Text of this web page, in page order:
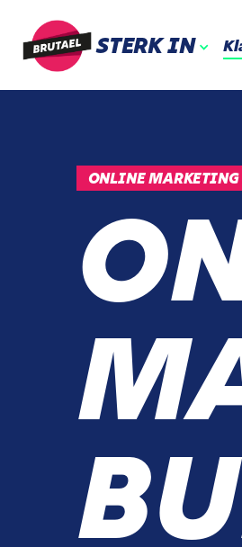
STERK IN
ONLINE MARKETING